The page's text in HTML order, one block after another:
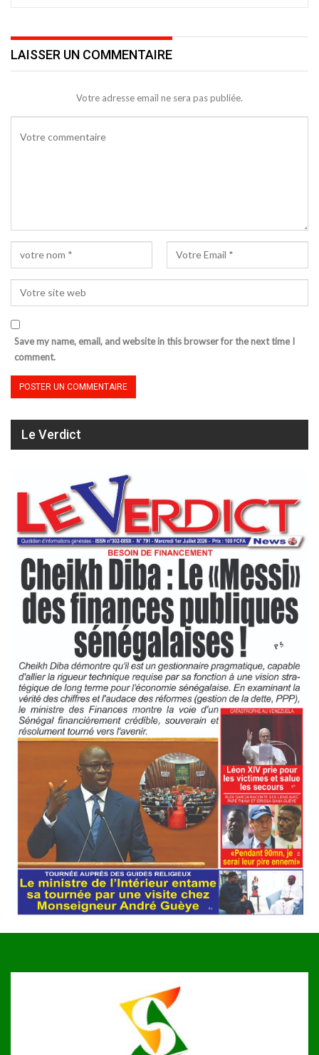
LAISSER UN COMMENTAIRE
Votre adresse email ne sera pas publiée.
Save my name, email, and website in this browser for the next time I
comment.
Le Verdict